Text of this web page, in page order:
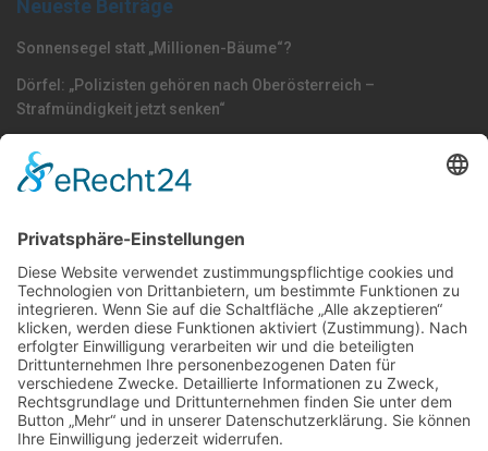
Neueste Beiträge
Sonnensegel statt „Millionen-Bäume“?
Dörfel: „Polizisten gehören nach Oberösterreich –
Strafmündigkeit jetzt senken“
jetzigen Standort weg
Events
Freizeit
Galerie
Klima
Kultur
Linz
LINZAgschichten
Meinung
Politik
Sport
Unterwegs
VerQUERt I Satire
Wels